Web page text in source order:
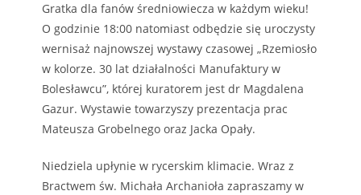
Gratka dla fanów średniowiecza w każdym wieku!
O godzinie 18:00 natomiast odbędzie się uroczysty
wernisaż najnowszej wystawy czasowej „Rzemiosło
w kolorze. 30 lat działalności Manufaktury w
Bolesławcu”, której kuratorem jest dr Magdalena
Gazur. Wystawie towarzyszy prezentacja prac
Mateusza Grobelnego oraz Jacka Opały.
Niedziela upłynie w rycerskim klimacie. Wraz z
Bractwem św. Michała Archanioła zapraszamy w